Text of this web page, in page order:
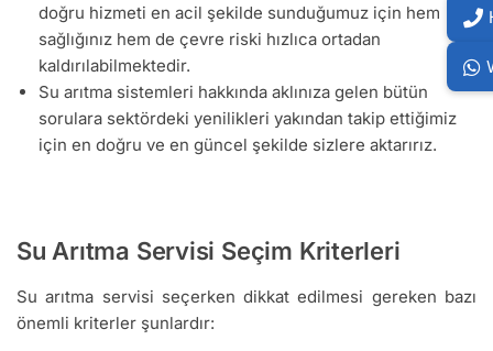
doğru hizmeti en acil şekilde sunduğumuz için hem
sağlığınız hem de çevre riski hızlıca ortadan
kaldırılabilmektedir.
Su arıtma sistemleri hakkında aklınıza gelen bütün
sorulara sektördeki yenilikleri yakından takip ettiğimiz
için en doğru ve en güncel şekilde sizlere aktarırız.
Su Arıtma Servisi Seçim Kriterleri
Su arıtma servisi seçerken dikkat edilmesi gereken bazı
önemli kriterler şunlardır: